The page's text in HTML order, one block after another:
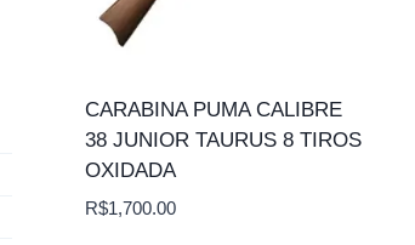
CARABINA PUMA CALIBRE
38 JUNIOR TAURUS 8 TIROS
OXIDADA
R$1,700.00